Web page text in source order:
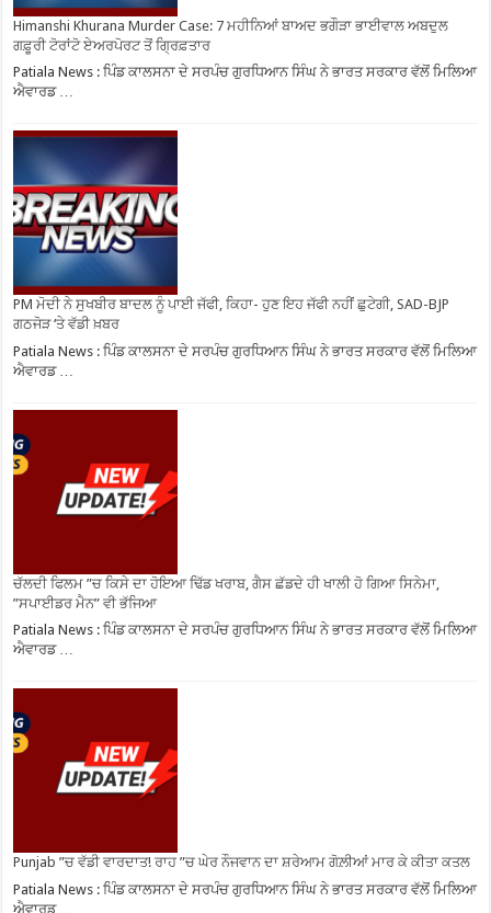
Himanshi Khurana Murder Case: 7 ਮਹੀਨਿਆਂ ਬਾਅਦ ਭਗੌੜਾ ਭਾਈਵਾਲ ਅਬਦੁਲ
ਗਫ਼ੂਰੀ ਟੋਰਾਂਟੋ ਏਅਰਪੋਰਟ ਤੋਂ ਗ੍ਰਿਫ਼ਤਾਰ
Patiala News : ਪਿੰਡ ਕਾਲਸਨਾ ਦੇ ਸਰਪੰਚ ਗੁਰਧਿਆਨ ਸਿੰਘ ਨੇ ਭਾਰਤ ਸਰਕਾਰ ਵੱਲੋਂ ਮਿਲਿਆ
ਐਵਾਰਡ …
PM ਮੋਦੀ ਨੇ ਸੁਖਬੀਰ ਬਾਦਲ ਨੂੰ ਪਾਈ ਜੱਫੀ, ਕਿਹਾ- ਹੁਣ ਇਹ ਜੱਫੀ ਨਹੀਂ ਛੁਟੇਗੀ, SAD-BJP
ਗਠਜੋੜ ‘ਤੇ ਵੱਡੀ ਖ਼ਬਰ
Patiala News : ਪਿੰਡ ਕਾਲਸਨਾ ਦੇ ਸਰਪੰਚ ਗੁਰਧਿਆਨ ਸਿੰਘ ਨੇ ਭਾਰਤ ਸਰਕਾਰ ਵੱਲੋਂ ਮਿਲਿਆ
ਐਵਾਰਡ …
ਚੱਲਦੀ ਫਿਲਮ ”ਚ ਕਿਸੇ ਦਾ ਹੋਇਆ ਢਿੱਡ ਖਰਾਬ, ਗੈਸ ਛੱਡਦੇ ਹੀ ਖਾਲੀ ਹੋ ਗਿਆ ਸਿਨੇਮਾ,
”ਸਪਾਈਡਰ ਮੈਨ” ਵੀ ਭੱਜਿਆ
Patiala News : ਪਿੰਡ ਕਾਲਸਨਾ ਦੇ ਸਰਪੰਚ ਗੁਰਧਿਆਨ ਸਿੰਘ ਨੇ ਭਾਰਤ ਸਰਕਾਰ ਵੱਲੋਂ ਮਿਲਿਆ
ਐਵਾਰਡ …
Punjab ”ਚ ਵੱਡੀ ਵਾਰਦਾਤ! ਰਾਹ ”ਚ ਘੇਰ ਨੌਜਵਾਨ ਦਾ ਸ਼ਰੇਆਮ ਗੋਲ਼ੀਆਂ ਮਾਰ ਕੇ ਕੀਤਾ ਕਤਲ
Patiala News : ਪਿੰਡ ਕਾਲਸਨਾ ਦੇ ਸਰਪੰਚ ਗੁਰਧਿਆਨ ਸਿੰਘ ਨੇ ਭਾਰਤ ਸਰਕਾਰ ਵੱਲੋਂ ਮਿਲਿਆ
ਐਵਾਰਡ …